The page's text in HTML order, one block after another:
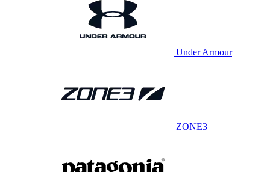
Under Armour
ZONE3